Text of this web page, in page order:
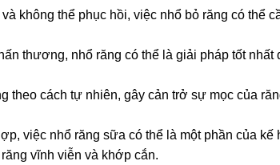
không thể phục hồi, việc nhổ bỏ răng có thể
thương, nhổ răng có thể là giải pháp tốt nhất
theo cách tự nhiên, gây cản trở sự mọc của
việc nhổ răng sữa có thể là một phần của kế
vĩnh viễn và khớp cắn.